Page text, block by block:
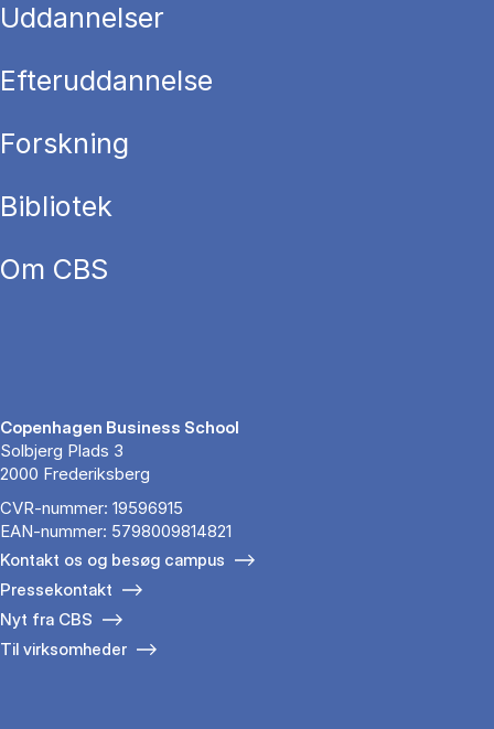
Uddannelser
Efteruddannelse
Forskning
Bibliotek
Om CBS
Copenhagen Business School
Solbjerg Plads 3
2000 Frederiksberg
CVR-nummer: 19596915
EAN-nummer: 5798009814821
Kontakt os og besøg campus
Pressekontakt
Nyt fra CBS
Til virksomheder